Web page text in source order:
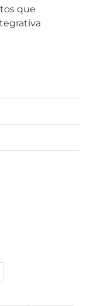
que